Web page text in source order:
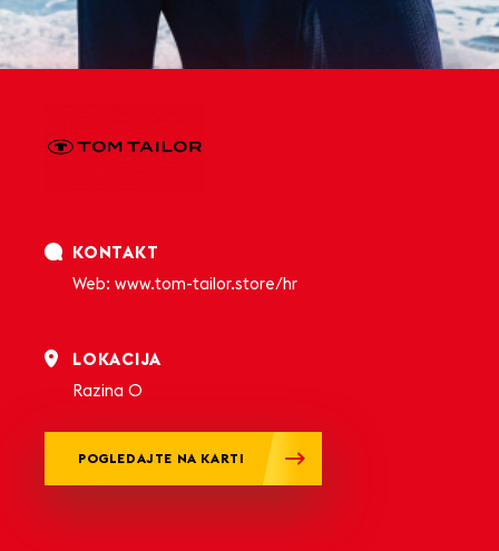
KONTAKT
Web: www.tom-tailor.store/hr
LOKACIJA
Razina 0
POGLEDAJTE NA KARTI